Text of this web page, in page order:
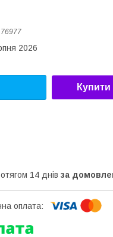
76977
2026
Купити
14 днів за